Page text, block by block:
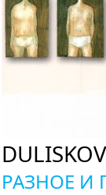
РАЗНОЕ И